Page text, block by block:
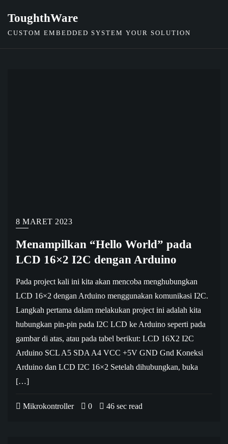
ToughthWare
CUSTOM EMBEDDED SYSTEM YOUR SOLUTION
8 MARET 2023
Menampilkan “Hello World” pada
LCD 16×2 I2C dengan Arduino
Pada project kali ini kita akan mencoba menghubungkan
LCD 16×2 dengan Arduino menggunakan komunikasi I2C.
Langkah pertama dalam melakukan project ini adalah kita
hubungkan pin-pin pada I2C LCD ke Arduino seperti pada
gambar di atas, atau pada tabel berikut: LCD 16X2 I2C
Arduino SCL A5 SDA A4 VCC +5V GND Gnd Koneksi
Arduino dan LCD I2C 16×2 Setelah dihubungkan, buka
[…]
Mikrokontroller 0 46 sec read